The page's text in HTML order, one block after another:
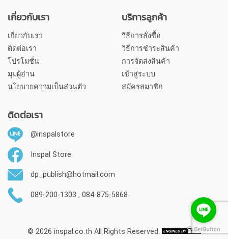
เกี่ยวกับเรา
เกี่ยวกับเรา
ติดต่อเรา
โปรโมชั่น
มุมผู้อ่าน
นโยบายความเป็นส่วนตัว
บริการลูกค้า
วิธีการสั่งซื้อ
วิธีการชำระสินค้า
การจัดส่งสินค้า
เข้าสู่ระบบ
สมัครสมาชิก
ติดต่อเรา
@inspalstore
Inspal Store
dp_publish@hotmail.com
089-200-1303 , 084-875-5868
© 2026 inspal.co.th All Rights Reserved.